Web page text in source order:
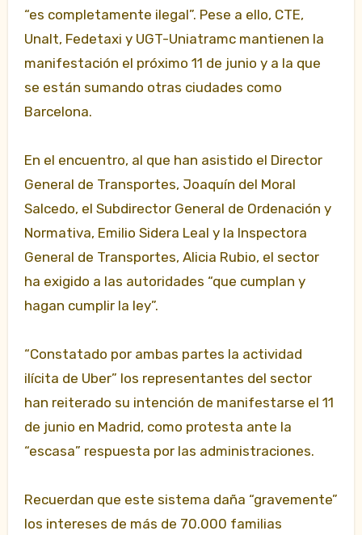
“es completamente ilegal”. Pese a ello, CTE,
Unalt, Fedetaxi y UGT-Uniatramc mantienen la
manifestación el próximo 11 de junio y a la que
se están sumando otras ciudades como
Barcelona.
En el encuentro, al que han asistido el Director
General de Transportes, Joaquín del Moral
Salcedo, el Subdirector General de Ordenación y
Normativa, Emilio Sidera Leal y la Inspectora
General de Transportes, Alicia Rubio, el sector
ha exigido a las autoridades “que cumplan y
hagan cumplir la ley”.
“Constatado por ambas partes la actividad
ilícita de Uber” los representantes del sector
han reiterado su intención de manifestarse el 11
de junio en Madrid, como protesta ante la
“escasa” respuesta por las administraciones.
Recuerdan que este sistema daña “gravemente”
los intereses de más de 70.000 familias